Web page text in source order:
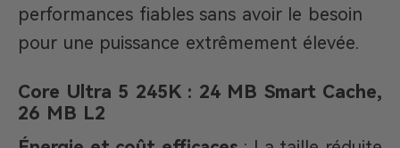
performances fiables sans avoir le besoin
pour une puissance extrêmement élevée.
Core Ultra 5 245K : 24 MB Smart Cache,
26 MB L2